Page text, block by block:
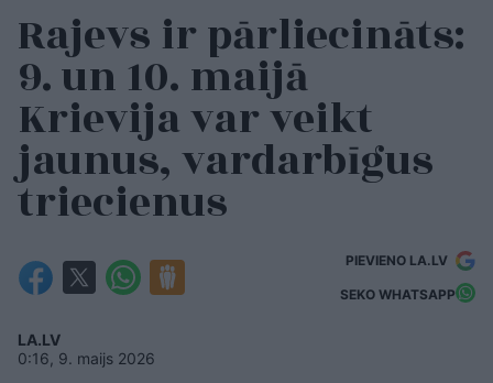
Rajevs ir pārliecināts:
9. un 10. maijā
Krievija var veikt
jaunus, vardarbīgus
triecienus
PIEVIENO LA.LV
SEKO WHATSAPP
LA.LV
0:16, 9. maijs 2026